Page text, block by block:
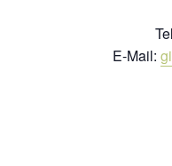
E-Mail: